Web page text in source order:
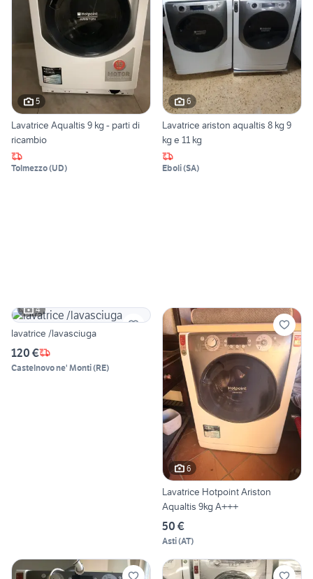
5
Lavatrice Aqualtis 9 kg - parti di
ricambio
Tolmezzo(UD)
6
Lavatrice ariston aqualtis 8 kg 9
kg e 11 kg
Eboli(SA)
4
lavatrice /lavasciuga
120 €
Castelnovo ne' Monti(RE)
6
Lavatrice Hotpoint Ariston
Aqualtis 9kg A+++
50 €
Asti(AT)